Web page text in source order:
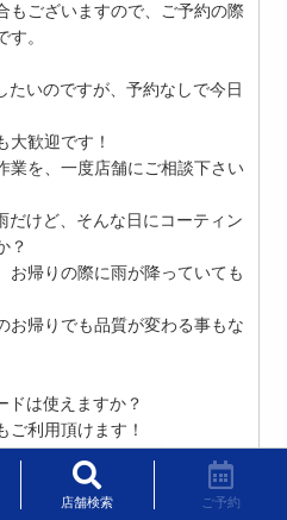
ございますので、ご予約の際
。
たいのですが、予約なしで今日
大歓迎です！
を、一度店舗にご相談下さい
だけど、そんな日にコーティン
？
お帰りの際に雨が降っていても
帰りでも品質が変わる事もな
ドは使えますか？
ご利用頂けます！
店舗検索 ご予約